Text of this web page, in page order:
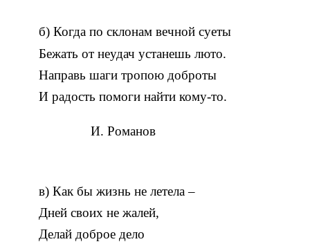
б) Когда по склонам вечной суеты
Бежать от неудач устанешь люто.
Направь шаги тропою доброты
И радость помоги найти кому-то.
И. Романов
в) Как бы жизнь не летела –
Дней своих не жалей,
Делай доброе дело